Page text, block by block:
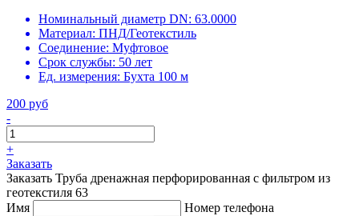
Номинальный диаметр DN: 63.0000
Материал: ПНД/Геотекстиль
Соединение: Муфтовое
Срок службы: 50 лет
Ед. измерения: Бухта 100 м
200 руб
-
+
Заказать
Заказать Труба дренажная перфорированная с фильтром из
геотекстиля 63
Имя
Номер телефона